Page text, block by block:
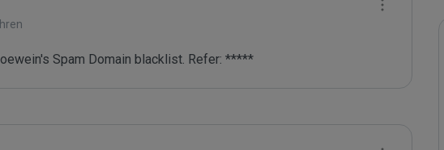
Spam Domain blacklist. Refer: *****